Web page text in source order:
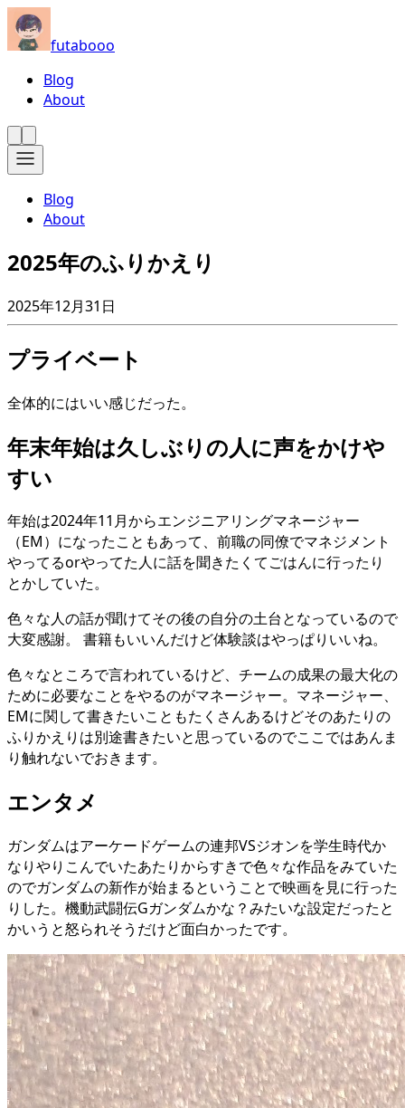
futabooo
Blog
About
Blog
About
2025年のふりかえり
2025年12月31日
プライベート
全体的にはいい感じだった。
年末年始は久しぶりの人に声をかけや
すい
年始は2024年11月からエンジニアリングマネージャー
（EM）になったこともあって、前職の同僚でマネジメント
やってるorやってた人に話を聞きたくてごはんに行ったり
とかしていた。
色々な人の話が聞けてその後の自分の土台となっているので
大変感謝。 書籍もいいんだけど体験談はやっぱりいいね。
色々なところで言われているけど、チームの成果の最大化の
ために必要なことをやるのがマネージャー。マネージャー、
EMに関して書きたいこともたくさんあるけどそのあたりの
ふりかえりは別途書きたいと思っているのでここではあんま
り触れないでおきます。
エンタメ
ガンダムはアーケードゲームの連邦VSジオンを学生時代か
なりやりこんでいたあたりからすきで色々な作品をみていた
のでガンダムの新作が始まるということで映画を見に行った
りした。機動武闘伝Gガンダムかな？みたいな設定だったと
かいうと怒られそうだけど面白かったです。